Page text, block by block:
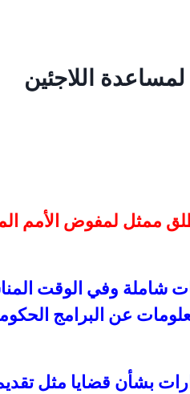
اللاجئين
ممثل لمفوض الأمم
شاملة وفي الوقت
عن البرامج
بشأن قضايا مثل